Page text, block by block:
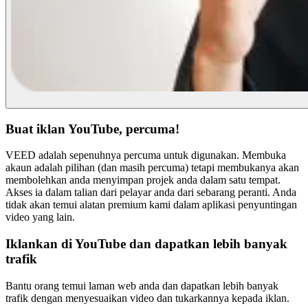
Buat iklan YouTube, percuma!
VEED adalah sepenuhnya percuma untuk digunakan. Membuka
akaun adalah pilihan (dan masih percuma) tetapi membukanya akan
membolehkan anda menyimpan projek anda dalam satu tempat.
Akses ia dalam talian dari pelayar anda dari sebarang peranti. Anda
tidak akan temui alatan premium kami dalam aplikasi penyuntingan
video yang lain.
Iklankan di YouTube dan dapatkan lebih banyak
trafik
Bantu orang temui laman web anda dan dapatkan lebih banyak
trafik dengan menyesuaikan video dan tukarkannya kepada iklan.